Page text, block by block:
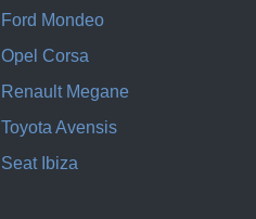
Ford Mondeo
Opel Corsa
Renault Megane
Toyota Avensis
Seat Ibiza